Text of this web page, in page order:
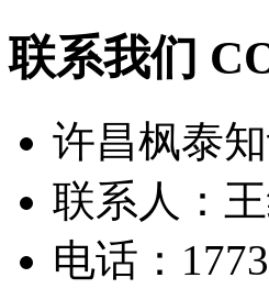
联系我们
许昌枫泰
联系人：
电话：